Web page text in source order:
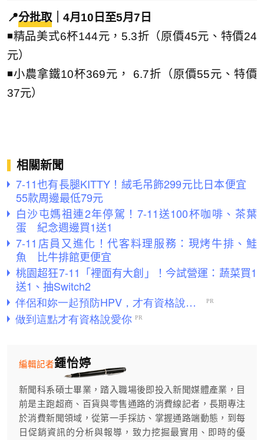
📍分批取｜4月10日至5月7日
◾精品美式6杯144元，5.3折（原價45元、特價24
元）
◾小農拿鐵10杯369元， 6.7折（原價55元、特價
37元）
相關新聞
7-11也有長腿KITTY！絨毛吊飾299元比日本便宜
55款周邊最低79元
白沙屯媽祖連2年停駕！7-11送100杯咖啡、茶葉
蛋 紀念週邊買1送1
7-11店員又進化！代客料理服務：現烤牛排、鮭
魚 比牛排館更便宜
桃園超狂7-11「裡面有大創」！今試營運：蔬菜買1
送1、抽Switch2
鍾怡婷
編輯記者
新聞科系碩士畢業，踏入職場後即投入新聞媒體產業，目
前是主跑超商、百貨與零售通路的消費線記者，長期專注
於消費新聞領域，從第一手採訪、掌握通路端動態，到每
日促銷資訊的分析與報導，致力挖掘最實用、即時的優